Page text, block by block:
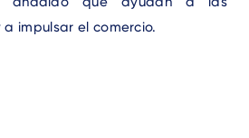
impulsar el comercio.